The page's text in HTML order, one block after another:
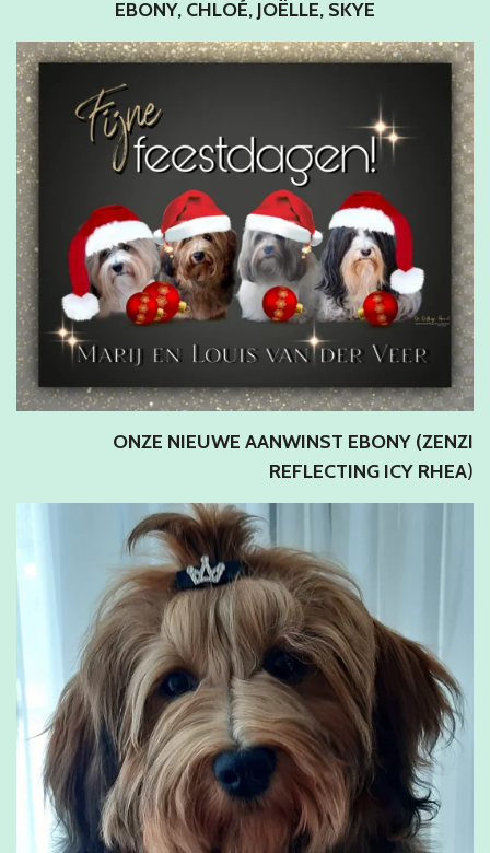
EBONY, CHLOÉ, JOËLLE, SKYE
ONZE NIEUWE AANWINST EBONY (ZENZI
REFLECTING ICY RHEA)